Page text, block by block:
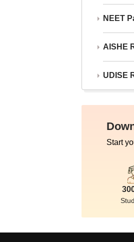
NEET
AISHE
UDISE
Start